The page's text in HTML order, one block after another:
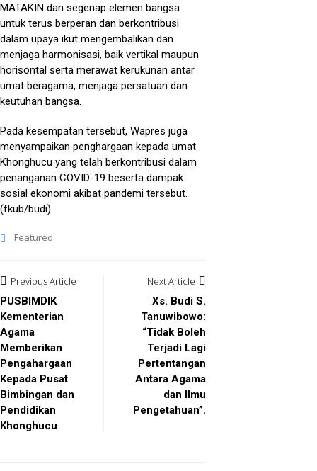
MATAKIN dan segenap elemen bangsa
untuk terus berperan dan berkontribusi
dalam upaya ikut mengembalikan dan
menjaga harmonisasi, baik vertikal maupun
horisontal serta merawat kerukunan antar
umat beragama, menjaga persatuan dan
keutuhan bangsa.
Pada kesempatan tersebut, Wapres juga
menyampaikan penghargaan kepada umat
Khonghucu yang telah berkontribusi dalam
penanganan COVID-19 beserta dampak
sosial ekonomi akibat pandemi tersebut.
(fkub/budi)
Featured
Post
navigation
Previous Article
PUSBIMDIK
Kementerian
Agama
Memberikan
Pengahargaan
Kepada Pusat
Bimbingan dan
Pendidikan
Khonghucu
Next Article
Xs. Budi S.
Tanuwibowo:
“Tidak Boleh
Terjadi Lagi
Pertentangan
Antara Agama
dan Ilmu
Pengetahuan”.